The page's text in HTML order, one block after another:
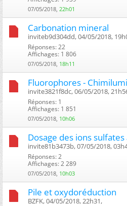
07/05/2018, 22h01
Carbonation mineral
inviteb9d304dd, 04/05/2018,
Réponses: 22
Affichages: 1 806
07/05/2018, 18h11
Fluorophores -
invite3821f8dc, 06/05/2018,
Réponses: 1
Affichages: 1 851
07/05/2018, 10h06
Dosage des ions
invite81b3473b, 07/05/2018,
Réponses: 2
Affichages: 2 289
07/05/2018, 10h03
Pile et oxydoréduction
BZFK, 04/05/2018, 22h31, ‎